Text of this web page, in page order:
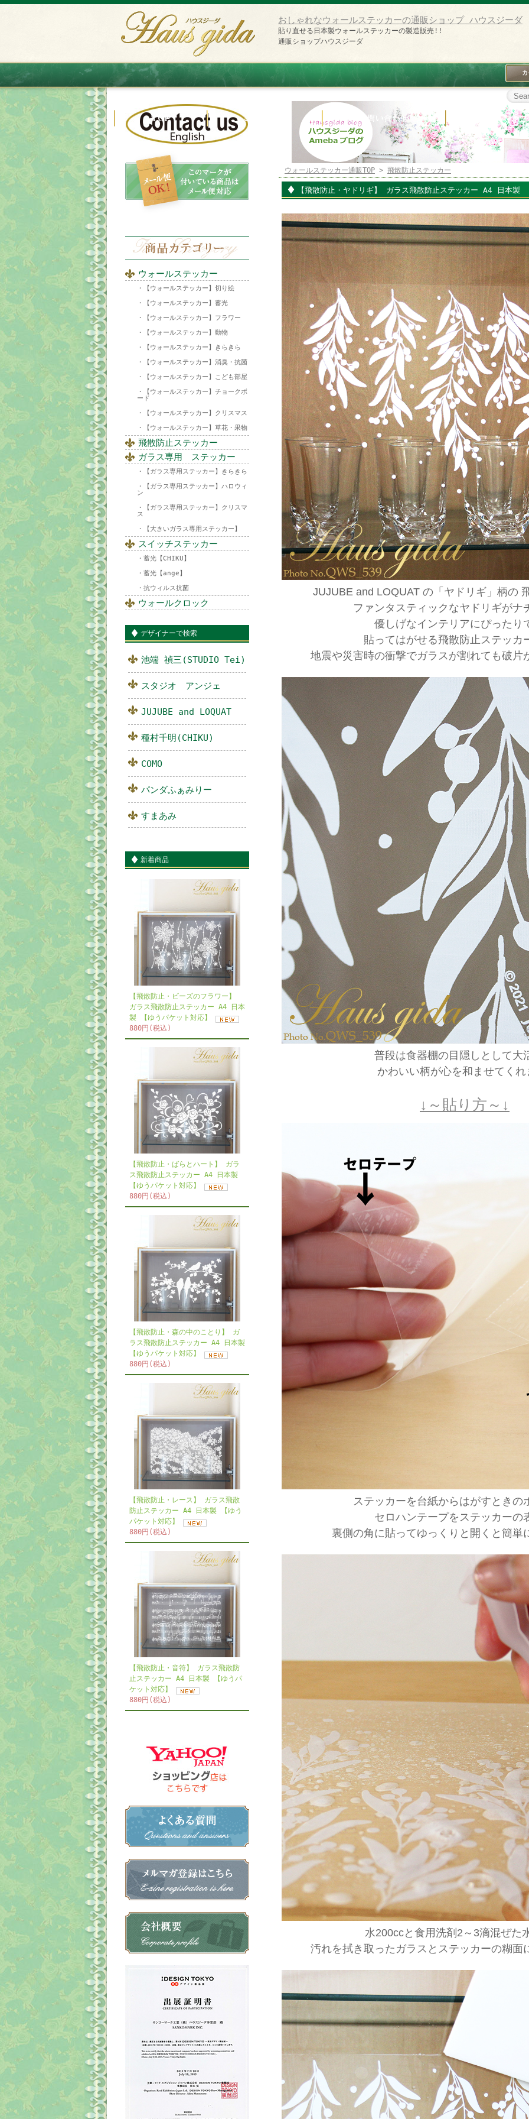
おしゃれなウォールステッカーの通販ショップ ハウスジーダ
貼り直せる日本製ウォールステッカーの製造販売!!
通販ショップハウスジーダ
ウォールステッカー
【ウォールステッカー】切り絵
【ウォールステッカー】蓄光
【ウォールステッカー】フラワー
【ウォールステッカー】動物
【ウォールステッカー】きらきら
【ウォールステッカー】消臭・抗菌
【ウォールステッカー】こども部屋
【ウォールステッカー】チョークボ
ード
【ウォールステッカー】クリスマス
【ウォールステッカー】草花・果物
飛散防止ステッカー
ガラス専用 ステッカー
【ガラス専用ステッカー】きらきら
【ガラス専用ステッカー】ハロウィ
ン
【ガラス専用ステッカー】クリスマ
ス
【大きいガラス専用ステッカー】
スイッチステッカー
蓄光【CHIKU】
蓄光【ange】
抗ウィルス抗菌
ウォールクロック
デザイナーで検索
池端 禎三(STUDIO Tei)
スタジオ アンジェ
JUJUBE and LOQUAT
種村千明(CHIKU)
COMO
パンダふぁみりー
すまあみ
新着商品
【飛散防止・ビーズのフラワー】
ガラス飛散防止ステッカー A4 日本
製 【ゆうパケット対応】
880円(税込)
【飛散防止・ばらとハート】 ガラ
ス飛散防止ステッカー A4 日本製
【ゆうパケット対応】
880円(税込)
【飛散防止・森の中のことり】 ガ
ラス飛散防止ステッカー A4 日本製
【ゆうパケット対応】
880円(税込)
【飛散防止・レース】 ガラス飛散
防止ステッカー A4 日本製 【ゆう
パケット対応】
880円(税込)
【飛散防止・音符】 ガラス飛散防
止ステッカー A4 日本製 【ゆうパ
ケット対応】
880円(税込)
ウォールステッカー通販TOP > 飛散防止ステッカー
【飛散防止・ヤドリギ】 ガラス飛散防止ステッカー A4 日本製
JUJUBE and LOQUAT の「ヤドリギ」柄の
ファンタスティックなヤドリギがナ
優しげなインテリアにぴったり
貼ってはがせる飛散防止ステッカ
地震や災害時の衝撃でガラスが割れても破片
普段は食器棚の目隠しとして大
かわいい柄が心を和ませてくれ
↓～貼り方～↓
ステッカーを台紙からはがすときの
セロハンテープをステッカーの
裏側の角に貼ってゆっくりと開くと簡単
水200ccと食用洗剤2～3滴混ぜた
汚れを拭き取ったガラスとステッカーの糊面